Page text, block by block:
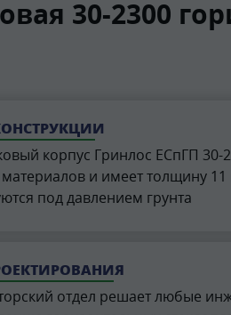
30-2300
корпус Гринлос ЕСпГП 30-
и имеет толщину
под давлением грунта
отдел решает любые